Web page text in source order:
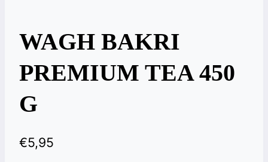
WAGH BAKRI
PREMIUM TEA 450
G
€5,95